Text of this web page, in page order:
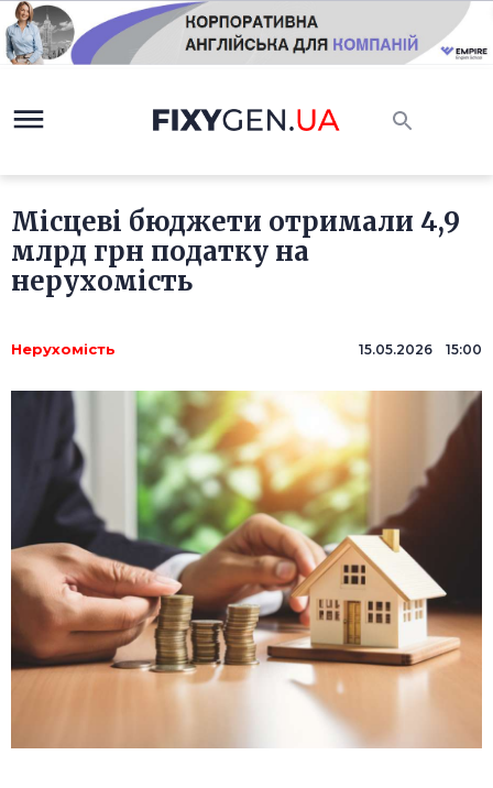
Місцеві бюджети отримали 4,9
млрд грн податку на
нерухомість
Нерухомість 15.05.2026 15:00